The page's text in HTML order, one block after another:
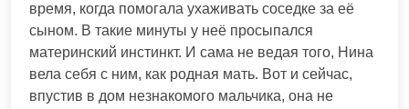
время, когда помогала ухаживать соседке за её
сыном. В такие минуты у неё просыпался
материнский инстинкт. И сама не ведая того, Нина
вела себя с ним, как родная мать. Вот и сейчас,
впустив в дом незнакомого мальчика, она не